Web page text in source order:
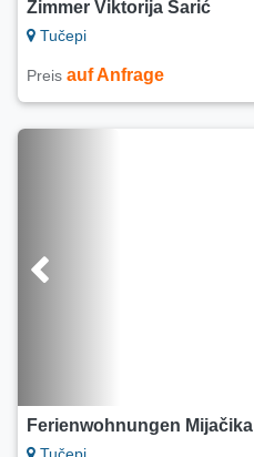
Zimmer Viktorija Šarić
Tučepi
Preis auf Anfrage
Ferienwohnungen Mijačika